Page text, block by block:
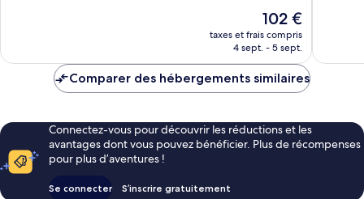
Le
nouveau
prix
de
102 €
taxes et frais compris
4 sept. - 5 sept.
Comparer des hébergements similaires
Connectez-vous pour découvrir les réductions et les
avantages dont vous pouvez bénéficier. Plus de récompenses
pour plus d’aventures !
Se connecter S’inscrire gratuitement